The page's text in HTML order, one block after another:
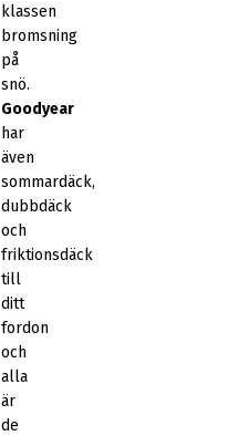
klassen
bromsning
på
snö.
Goodyear
har
även
sommardäck,
dubbdäck
och
friktionsdäck
till
ditt
fordon
och
alla
är
de